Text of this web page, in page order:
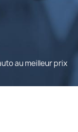
au meilleur prix